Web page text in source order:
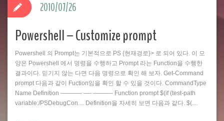
Powershell – Customize prompt
Powershell 의 Prompt는 기본적으로 PS {현재경로}> 로 되어 있다. 이 모
양은 Powershell 에서 명령을 수행하고 Prompt 라는 Function을 수행한
결과이다. 믿기지 않는 다면 다음 명령으로 확인 해 보자. Get-Command
prompt 다음과 같이 Fuction임을 확인 할 수 있을 것이다. CommandType
Name Definition ———– —- ———- Function prompt $(if (test-path
variable:/PSDebugCon… Definition을 자세히 보면 다음과 같다. $(…
2010/07/26